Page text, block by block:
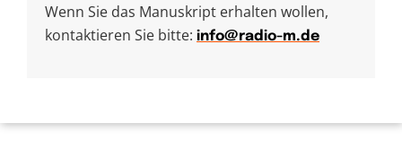
Wenn Sie das Manuskript erhalten wollen,
kontaktieren Sie bitte: info@radio-m.de